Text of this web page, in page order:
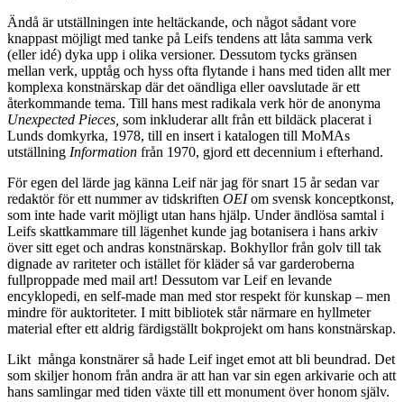
Ändå är utställningen inte heltäckande, och något sådant vore
knappast möjligt med tanke på Leifs tendens att låta samma verk
(eller idé) dyka upp i olika versioner. Dessutom tycks gränsen
mellan verk, upptåg och hyss ofta flytande i hans med tiden allt mer
komplexa konstnärskap där det oändliga eller oavslutade är ett
återkommande tema. Till hans mest radikala verk hör de anonyma
Unexpected Pieces, som inkluderar allt från ett bildäck placerat i
Lunds domkyrka, 1978, till en insert i katalogen till MoMAs
utställning Information från 1970, gjord ett decennium i efterhand.
För egen del lärde jag känna Leif när jag för snart 15 år sedan var
redaktör för ett nummer av tidskriften OEIom svensk konceptkonst,
som inte hade varit möjligt utan hans hjälp. Under ändlösa samtal i
Leifs skattkammare till lägenhet kunde jag botanisera i hans arkiv
över sitt eget och andras konstnärskap. Bokhyllor från golv till tak
dignade av rariteter och istället för kläder så var garderoberna
fullproppade med mail art! Dessutom var Leif en levande
encyklopedi, en self-made man med stor respekt för kunskap – men
mindre för auktoriteter. I mitt bibliotek står närmare en hyllmeter
material efter ett aldrig färdigställt bokprojekt om hans konstnärskap.
Likt många konstnärer så hade Leif inget emot att bli beundrad. Det
som skiljer honom från andra är att han var sin egen arkivarie och att
hans samlingar med tiden växte till ett monument över honom själv.